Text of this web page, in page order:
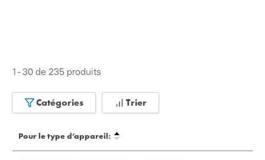
1 - 30 de 235 produits
Catégories Trier
Pour le type d’appareil: